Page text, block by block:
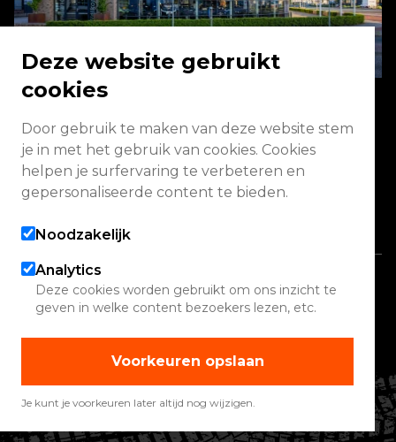
Energieweg 2 3771 NA Barneveld
Vandaag geopend van 08:00 - 17:00
Copyright 2026 Quadwinkel
Cookie instellingen
Contact
Werelden
Deze website gebruikt
cookies
Door gebruik te maken van deze website stem
je in met het gebruik van cookies. Cookies
helpen je surfervaring te verbeteren en
gepersonaliseerde content te bieden.
Noodzakelijk
Analytics
Deze cookies worden gebruikt om ons inzicht te
geven in welke content bezoekers lezen, etc.
Voorkeuren opslaan
Je kunt je voorkeuren later altijd nog wijzigen.